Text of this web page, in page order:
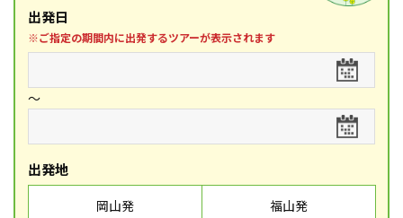
出発日
※ご指定の期間内に出発するツアーが表示されます
～
出発地
岡山発 福山発